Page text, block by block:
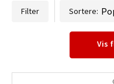
Filter Sortere:
Vis